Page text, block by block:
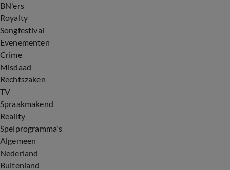
BN'ers
Royalty
Songfestival
Evenementen
Crime
Misdaad
Rechtszaken
TV
Spraakmakend
Reality
Spelprogramma's
Algemeen
Nederland
Buitenland